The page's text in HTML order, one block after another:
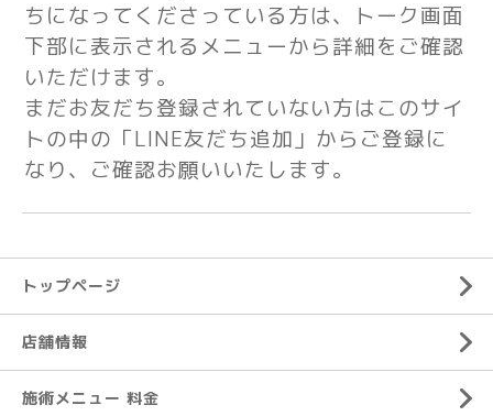
ちになってくださっている方は、トーク画面
下部に表示されるメニューから詳細をご確認
いただけます。
まだお友だち登録されていない方はこのサイ
トの中の「LINE友だち追加」からご登録に
なり、ご確認お願いいたします。
トップページ
店舗情報
施術メニュー 料金